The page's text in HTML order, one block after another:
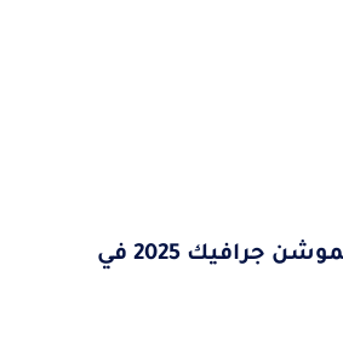
أبرز اتجاهات الموشن جرافيك 2025 في